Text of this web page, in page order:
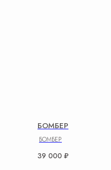
БОМБЕР
БОМБЕР
39 000 ₽